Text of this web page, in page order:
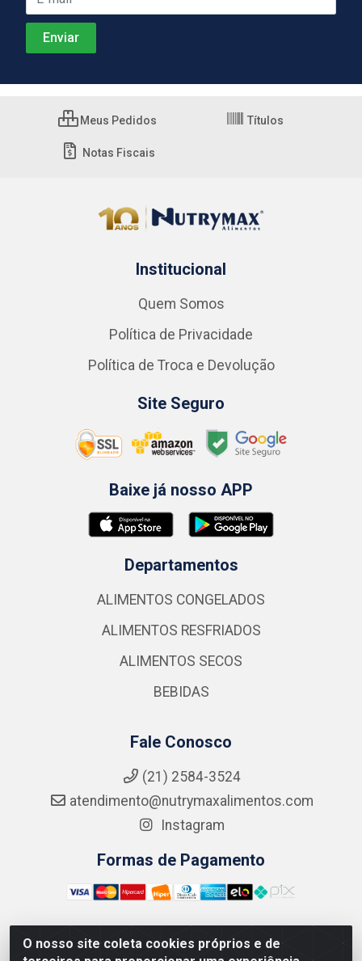
O nosso site coleta cookies próprios e de
Meus Pedidos Títulos
Notas Fiscais
Institucional
Quem Somos
Política de Privacidade
Política de Troca e Devolução
Site Seguro
Baixe já nosso APP
Departamentos
ALIMENTOS CONGELADOS
ALIMENTOS RESFRIADOS
ALIMENTOS SECOS
BEBIDAS
Fale Conosco
(21) 2584-3524
atendimento@nutrymaxalimentos.com
Instagram
Formas de Pagamento
NUTRY MAX COMÉRCIO DE PRODUTOS ALIMENTICIOS